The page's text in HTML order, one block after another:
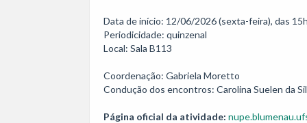
Data de início: 12/06/2026 (sexta-feira), das
Periodicidade: quinzenal
Local: Sala B113
Coordenação: Gabriela Moretto
Condução dos encontros: Carolina Suelen da
Página oficial da atividade: